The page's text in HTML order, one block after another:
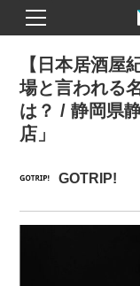
GOTRIP!
【日本居酒屋
場と言われる
は？ / 静岡県
店」